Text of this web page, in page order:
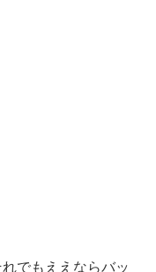
でもええならバッ